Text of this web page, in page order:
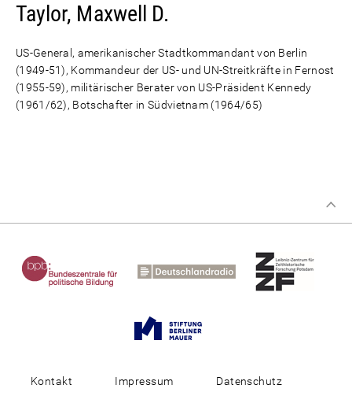
Taylor, Maxwell D.
US-General, amerikanischer Stadtkommandant von Berlin
(1949-51), Kommandeur der US- und UN-Streitkräfte in Fernost
(1955-59), militärischer Berater von US-Präsident Kennedy
(1961/62), Botschafter in Südvietnam (1964/65)
Kontakt Impressum Datenschutz